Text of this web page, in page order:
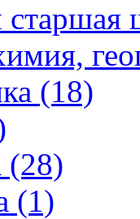
старшая
(18)
(28)
(1)